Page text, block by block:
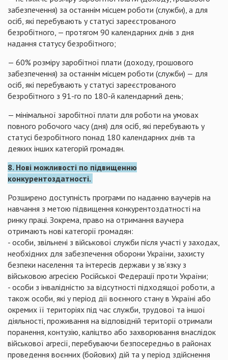
забезпечення) за останнім місцем роботи (служби), а для
осіб, які перебувають у статусі зареєстрованого
безробітного, — протягом 90 календарних днів з дня
надання статусу безробітного;
— 60% розміру заробітної плати (доходу, грошового
забезпечення) за останнім місцем роботи (служби) — для
осіб, які перебувають у статусі зареєстрованого
безробітного з 91-го по 180-й календарний день;
— мінімальної заробітної плати для роботи на умовах
повного робочого часу (дня) для осіб, які перебувають у
статусі безробітного понад 180 календарних днів та
деяких інших категорій громадян.
8. Нові можливості по підвищенню
конкурентоздатності.
Розширено доступність програми по наданню ваучерів на
навчання з метою підвищення конкурентоздатності на
ринку праці. Зокрема, право на отримання ваучера
отримають нові категорії громадян:
- особи, звільнені з військової служби після участі у заходах,
необхідних для забезпечення оборони України, захисту
безпеки населення та інтересів держави у зв’язку з
військовою агресією Російської Федерації проти України;
- особи з інвалідністю за відсутності підходящої роботи, а
також особи, які у період дії воєнного стану в Україні або
окремих її територіях під час служби, трудової та іншої
діяльності, проживання на відповідній території отримали
поранення, контузію, каліцтво або захворювання внаслідок
військової агресії, перебуваючи безпосередньо в районах
проведення воєнних (бойових) дій та у період здійснення